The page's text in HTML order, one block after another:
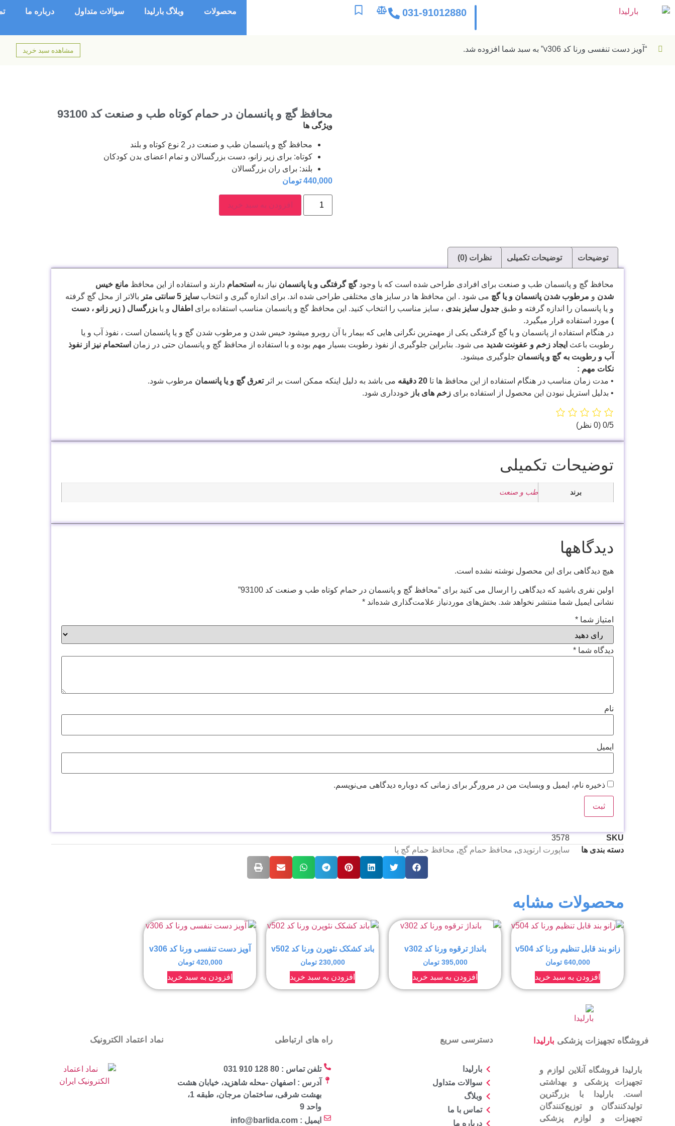
031-91012880 محصولات وبلاگ بارلیدا سوالات متداول درباره ما
“آویز دست تنفسی ورنا کد v306” به سبد شما افزوده شد. مشاهده سبد خرید
محافظ گچ و پانسمان در حمام کوتاه طب و صنعت کد 93100
ویژگی ها
محافظ گچ و پانسمان طب و صنعت در 2 نوع کوتاه و بلند
کوتاه: برای زیر زانو، دست بزرگسالان و تمام اعضای بدن کودکان
بلند: برای ران بزرگسالان
440,000 تومان
افزودن به سبد خرید
توضیحات توضیحات تکمیلی نظرات (0)
محافظ گچ و پانسمان طب و صنعت برای افرادی طراحی شده است که با وجود گچ گرفتگی و یا پانسمان نیاز به استحمام دارند و استفاده از این محافظ مانع خیس
شدن و مرطوب شدن پانسمان و یا گچ می شود . این محافظ ها در سایز های مختلفی طراحی شده اند. برای اندازه گیری و انتخاب سایز 5 سانتی متر
بالاتر از محل گچ گرفته
و یا پانسمان را اندازه گرفته و طبق جدول سایز بندی ، سایز مناسب را انتخاب کنید. این محافظ گچ و پانسمان مناسب استفاده برای اطفال و یا بزرگسال ( زیر زانو ، دست
) مورد استفاده قرار میگیرد.
در هنگام استفاده از پانسمان و یا گچ گرفتگی یکی از مهمترین نگرانی هایی که بیمار با آن روبرو میشود خیس شدن و مرطوب شدن گچ و یا پانسمان است ، نفوذ آب و یا
رطوبت باعث ایجاد زخم و عفونت شدید می شود. بنابراین جلوگیری از نفوذ رطوبت بسیار مهم بوده و با استفاده از محافظ گچ و پانسمان حتی در زمان استحمام نیز از نفوذ
آب و رطوبت به گچ و پانسمان جلوگیری میشود.
نکات مهم :
• مدت زمان مناسب در هنگام استفاده از این محافظ ها تا 20 دقیقه می باشد به دلیل اینکه ممکن است بر اثرتعرق گچ و یا پانسمان مرطوب شود.
• بدلیل استریل نبودن این محصول از استفاده برای زخم های باز خودداری شود.
‫0/5 ‫(0 نظر)
توضیحات تکمیلی
برند طب و صنعت
دیدگاهها
هیچ دیدگاهی برای این محصول نوشته نشده است.
اولین نفری باشید که دیدگاهی را ارسال می کنید برای “محافظ گچ و پانسمان در حمام کوتاه طب و صنعت کد 93100”
نشانی ایمیل شما منتشر نخواهد شد. بخش‌های موردنیاز علامت‌گذاری شده‌اند *
امتیاز شما *
دیدگاه شما *
نام
ایمیل
ذخیره نام، ایمیل و وبسایت من در مرورگر برای زمانی که دوباره دیدگاهی می‌نویسم.
SKU
3578
دسته بندی ها
ساپورت ارتوپدی, محافظ حمام گچ, محافظ حمام گچ پا
محصولات مشابه
زانو بند قابل تنظیم ورنا کد v504
640,000 تومان
افزودن به سبد خرید
بانداژ ترقوه ورنا کد v302
395,000 تومان
افزودن به سبد خرید
باند کشکک نئوپرن ورنا کد v502
230,000 تومان
افزودن به سبد خرید
آویز دست تنفسی ورنا کد v306
420,000 تومان
افزودن به سبد خرید
فروشگاه تجهیزات پزشکی بارلیدا
بارلیدا فروشگاه آنلاین لوازم و
تجهیزات پزشکی و بهداشتی
است. بارلیدا با بزرگترین
تولیدکنندگان و توزیع‌کنندگان
تجهیزات و لوازم پزشکی
دسترسی سریع
بارلیدا
سوالات متداول
وبلاگ
تماس با ما
درباره ما
راه های ارتباطی
تلفن تماس : 80 128 910 031
آدرس : اصفهان -محله شاهزید، خیابان هشت
بهشت شرقی، ساختمان مرجان، طبقه 1،
واحد 9
ایمیل : info@barlida.com
نماد اعتماد الکترونیک